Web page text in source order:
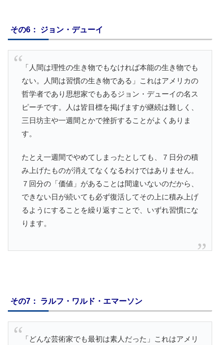
その6： ジョン・デューイ
「人間は理性の生き物でもなければ本能の生き物でも
ない。人間は習慣の生き物である」これはアメリカの
哲学者であり思想家でもあるジョン・デューイの名ス
ピーチです。人は皆目標を掲げますが継続は難しく、
三日坊主や一週間とかで挫折することがよくありま
す。
たとえ一週間でやめてしまったとしても、７日分の積
み上げたものが消えてなくなるわけではありません。
７回分の「価値」があることは間違いないのだから、
できない日が続いても必ず復活してその上に積み上げ
るようにすることを繰り返すことで、いずれ習慣にな
ります。
その7： ラルフ・ワルド・エマーソン
「どんな芸術家でも最初は素人だった」これはアメリ